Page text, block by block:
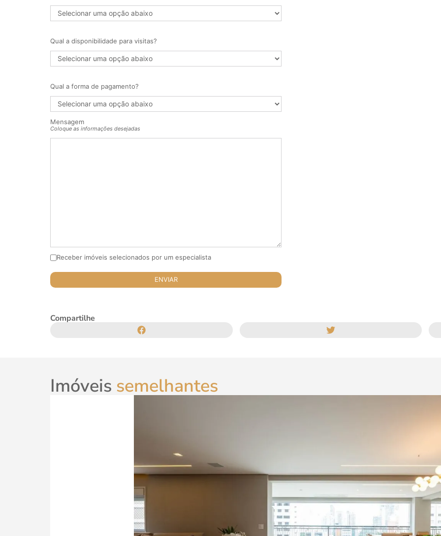
Qual a disponibilidade para visitas?
Qual a forma de pagamento?
Mensagem
Coloque as informações desejadas
Receber imóveis selecionados por um especialista
Compartilhe
Imóveis semelhantes